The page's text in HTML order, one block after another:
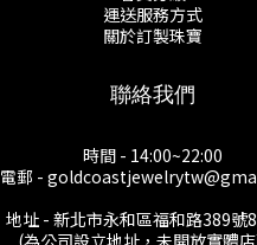
運送服務方式
關於訂製珠寶
聯絡我們
時間 - 14:00~22:00
電郵 -
地址 - 新北市永和區福和路389號
(為公司設立地址，未開放實體店